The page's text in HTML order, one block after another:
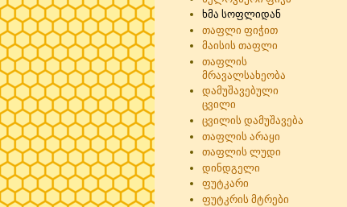
ხმა სოფლიდან
თაფლი ფიჭით
მაისის თაფლი
თაფლის
მრავალსახეობა
დამუშავებული
ცვილი
ცვილის დამუშავება
თაფლის არაყი
თაფლის ლუდი
დინდგელი
ფუტკარი
ფუტკრის მტრები